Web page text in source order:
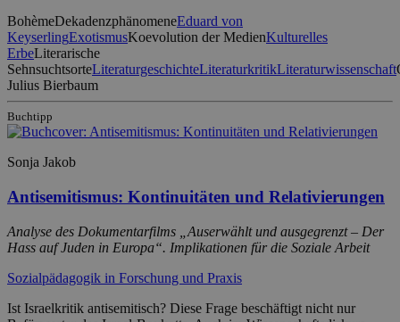
BohèmeDekadenzphänomeneEduard von
KeyserlingExotismusKoevolution der MedienKulturelles
ErbeLiterarische
SehnsuchtsorteLiteraturgeschichteLiteraturkritikLiteraturwissenschaft
Julius Bierbaum
Buchtipp
Sonja Jakob
Antisemitismus: Kontinuitäten und Relativierungen
Analyse des Dokumentarfilms „Auserwählt und ausgegrenzt – Der
Hass auf Juden in Europa“. Implikationen für die Soziale Arbeit
Sozialpädagogik in Forschung und Praxis
Ist Israelkritik antisemitisch? Diese Frage beschäftigt nicht nur